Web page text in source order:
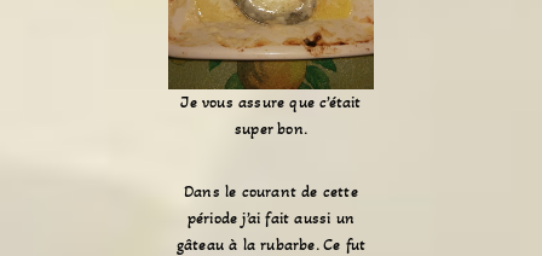
Je vous assure que c’était
super bon.
Dans le courant de cette
période j’ai fait aussi un
gâteau à la rubarbe. Ce fut